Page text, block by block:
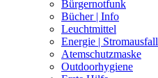
Bürgernotfunk
Bücher | Info
Leuchtmittel
Energie | Stromausfall
Atemschutzmaske
Outdoorhygiene